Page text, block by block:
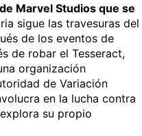
Marvel Studios que se
sigue las travesuras del
de los eventos de
de robar el Tesseract,
organización
de Variación
en la lucha contra
su propio